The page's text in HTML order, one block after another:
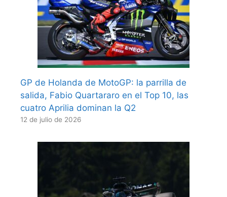
GP de Holanda de MotoGP: la parrilla de
salida, Fabio Quartararo en el Top 10, las
cuatro Aprilia dominan la Q2
12 de julio de 2026